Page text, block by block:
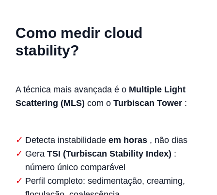
Como medir cloud
stability?
A técnica mais avançada é o Multiple Light
Scattering (MLS) com o Turbiscan Tower :
Detecta instabilidade em horas , não dias
Gera TSI (Turbiscan Stability Index) :
número único comparável
Perfil completo: sedimentação, creaming,